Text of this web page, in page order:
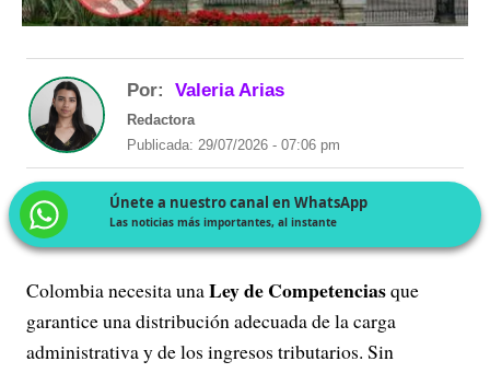
Por: Valeria Arias
Redactora
Publicada: 29/07/2026 - 07:06 pm
Únete a nuestro canal en WhatsApp
Las noticias más importantes, al instante
Colombia necesita unaLey de Competenciasque
garantice una distribución adecuada de la carga
administrativa y de los ingresos tributarios. Sin